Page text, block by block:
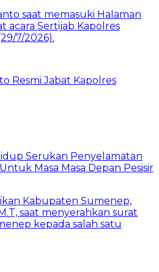
Resmi Jabat Kapolres
Serukan Penyelamatan
Masa Masa Depan Pesisir